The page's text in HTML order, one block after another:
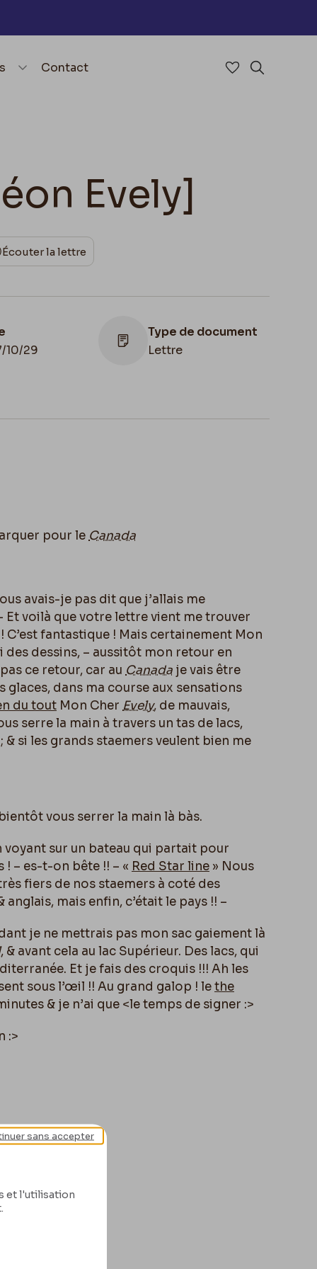
Contact Accéder à
Evely]
Écouter la lettre
10/29
Type de document
Lettre
Belgique, Bruxelles,
pour le Canada
avais-je pas dit que j’allais me
Et voilà que votre lettre vient me trouver
C’est fantastique ! Mais certainement Mon
des dessins, – aussitôt mon retour en
ce retour, car au Canada je vais être
dans ma course aux sensations
du tout Mon Cher Evely, de mauvais,
serre la main à travers un tas de lacs,
& si les grands staemers veulent bien me
vous serrer la main là bàs.
voyant sur un bateau qui partait pour
! – es-t-on bête !! – « Red Star line » Nous
fiers de nos staemers à coté des
mais enfin, c’était le pays !! –
je ne mettrais pas mon sac gaiement là
, & avant cela au lac Supérieur. Des lacs, qui
Et je fais des croquis !!! Ah les
sous l’œil !! Au grand galop ! lethe
& je n’ai que <le temps de signer :>
:>
et l'utilisation
sans accepter